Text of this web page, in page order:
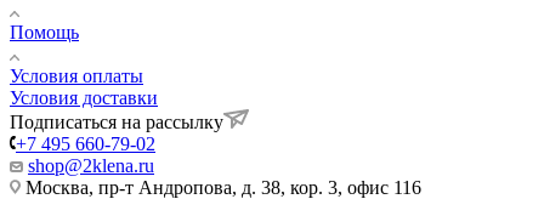
Помощь
Условия оплаты
Условия доставки
Подписаться на рассылку
+7 495 660-79-02
shop@2klena.ru
Москва, пр-т Андропова, д. 38, кор. 3, офис 116